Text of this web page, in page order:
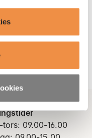
tors: 09.00-16.00